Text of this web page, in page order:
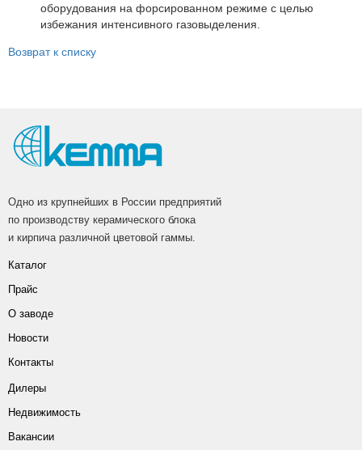
оборудования на форсированном режиме с целью
избежания интенсивного газовыделения.
Возврат к списку
Одно из крупнейших в России предприятий
по производству керамического блока
и кирпича различной цветовой гаммы.
Каталог
Прайс
О заводе
Новости
Контакты
Дилеры
Недвижимость
Вакансии